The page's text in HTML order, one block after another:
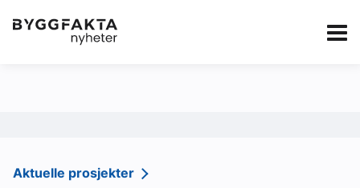
Kategorier Jobbmarkedet Annonsere i
Redaksjonen
Aktuelle prosjekter